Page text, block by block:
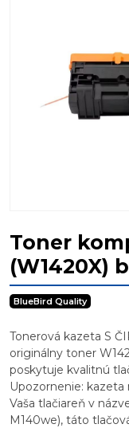
Toner
(W1420X)
BlueBird Quality
Tonerová kazeta S
originálny toner
poskytuje kvalitnú
Upozornenie:
Vaša tlačiareň v
M140we), táto